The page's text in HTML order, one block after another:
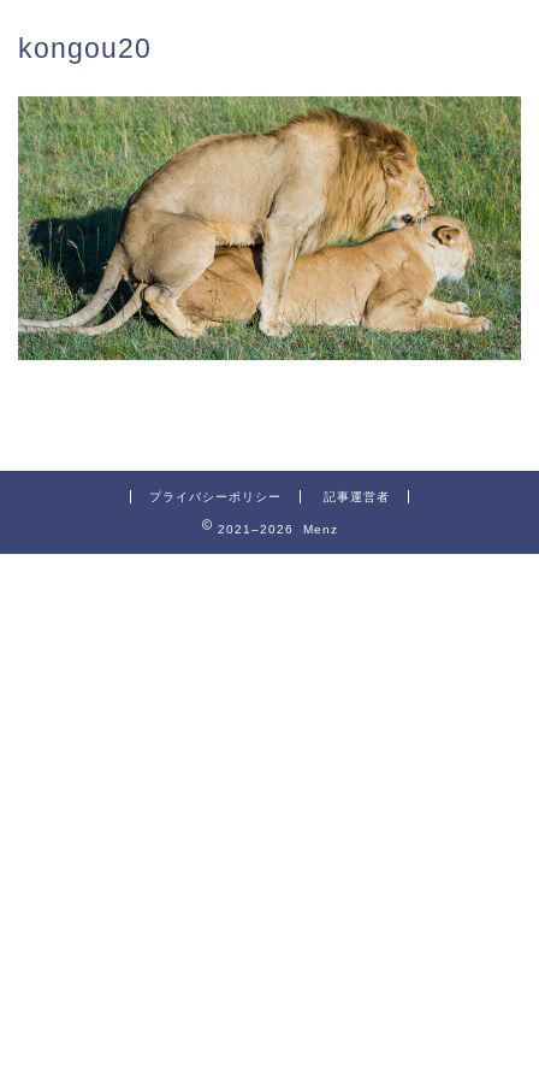
kongou20
プライバシーポリシー 記事運営者
2021–2026 Menz